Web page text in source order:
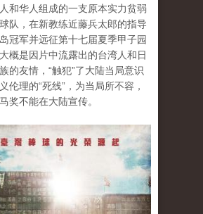
和华人组成的一支原本实力贫弱
队，在新教练近藤兵太郎的指导
冠军并远征第十七届夏季甲子园
概是因片中流露出的台湾人和日
的友情，“触犯”了大陆当局意识
伦理的“死线”，为当局所不容，
奖不能在大陆宣传。